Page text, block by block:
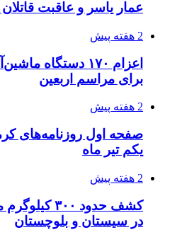
انفجارهای شدید پایتخت
خرید ابزار آلات دستی و
چطور ابزار اصل را با
3 هفته پیش
قربانیان زلزله‌های ونزوئلا از ۵۰۰۰ نفر فراتر
3 هفته پیش
اثر اخبار مالی و اقتصادی